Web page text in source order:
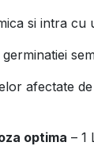
si intra
afectate
optima – 1